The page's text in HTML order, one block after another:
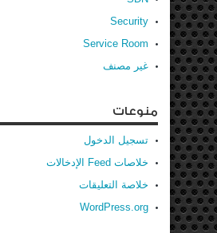
Security
Service Room
غير مصنف
منوعات
تسجيل الدخول
خلاصات Feed الإدخالات
خلاصة التعليقات
WordPress.org